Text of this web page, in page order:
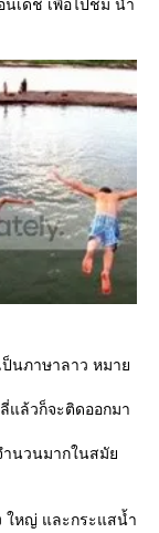
นเดช เพื่อไปชม น้ำ
ป็นภาษาลาว หมา
แล้วก็จะติดออกมา
ำนวนมากในสมั
ใหญ่ และกระแสน้ำ